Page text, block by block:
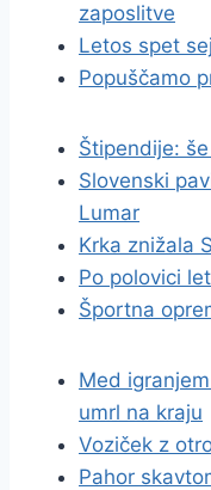
zaposlitve
Letos spet
Popuščamo
Štipendije:
Slovenski
Lumar
Krka znižala
Po polovici
Športna
Med
umrl na kraju
Voziček z
Pahor